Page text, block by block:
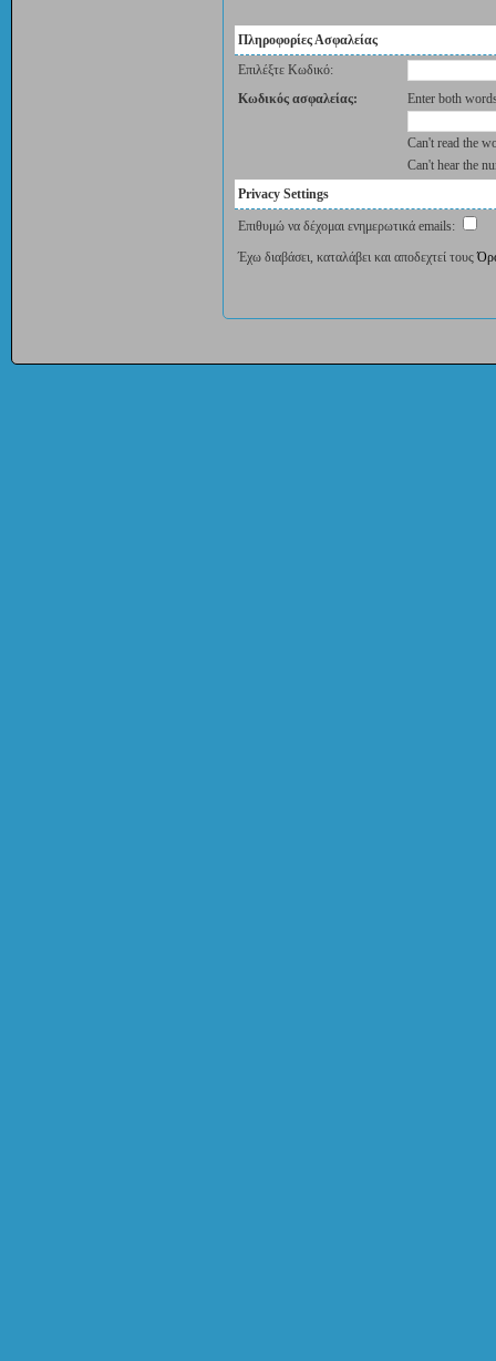
Πληροφορίες Ασφαλείας
Επιλέξτε Κωδικό:
Κωδικός ασφαλείας:
Enter both
Can't read the
Can't hear the
Privacy Settings
Επιθυμώ να δέχομαι ενημερωτικά emails:
Έχω διαβάσει, καταλάβει και αποδεχτεί τους